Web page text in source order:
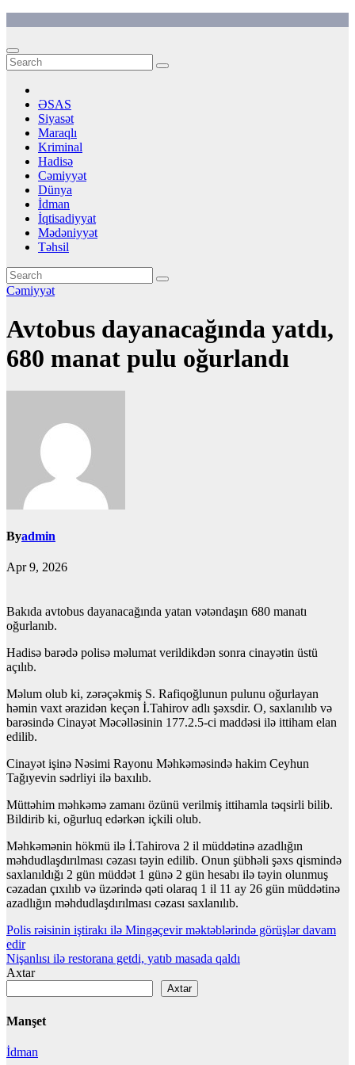
content
ƏSAS
Siyasət
Maraqlı
Kriminal
Hadisə
Cəmiyyət
Dünya
İdman
İqtisadiyyat
Mədəniyyət
Təhsil
Cəmiyyət
Avtobus dayanacağında yatdı,
680 manat pulu oğurlandı
Byadmin
Apr 9, 2026
Bakıda avtobus dayanacağında yatan vətəndaşın 680 manatı
oğurlanıb.
Hadisə barədə polisə məlumat verildikdən sonra cinayətin üstü
açılıb.
Məlum olub ki, zərəçəkmiş S. Rafiqoğlunun pulunu oğurlayan
həmin vaxt ərazidən keçən İ.Tahirov adlı şəxsdir. O, saxlanılıb və
barəsində Cinayət Məcəlləsinin 177.2.5-ci maddəsi ilə ittiham elan
edilib.
Cinayət işinə Nəsimi Rayonu Məhkəməsində hakim Ceyhun
Tağıyevin sədrliyi ilə baxılıb.
Müttəhim məhkəmə zamanı özünü verilmiş ittihamla təqsirli bilib.
Bildirib ki, oğurluq edərkən içkili olub.
Məhkəmənin hökmü ilə İ.Tahirova 2 il müddətinə azadlığın
məhdudlaşdırılması cəzası təyin edilib. Onun şübhəli şəxs qismində
saxlanıldığı 2 gün müddət 1 günə 2 gün hesabı ilə təyin olunmuş
cəzadan çıxılıb və üzərində qəti olaraq 1 il 11 ay 26 gün müddətinə
azadlığın məhdudlaşdırılması cəzası saxlanılıb.
Yazı
naviqasiyası
Polis rəisinin iştirakı ilə Mingəçevir məktəblərində görüşlər davam
edir
Nişanlısı ilə restorana getdi, yatıb masada qaldı
Axtar
Axtar
Manşet
İdman